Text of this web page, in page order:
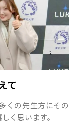
て
くの先生方にその
く思います。